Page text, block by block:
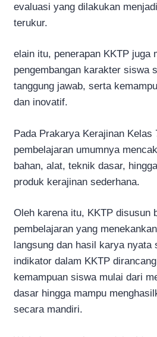
evaluasi yang dilakukan
terukur.
elain itu, penerapan KKTP juga
pengembangan karakter siswa
tanggung jawab, serta
dan inovatif.
Pada Prakarya Kerajinan Kelas
pembelajaran umumnya
bahan, alat, teknik dasar,
produk kerajinan sederhana.
Oleh karena itu, KKTP disusun
pembelajaran yang
langsung dan hasil karya nyata
indikator dalam KKTP
kemampuan siswa mulai dari
dasar hingga mampu
secara mandiri.